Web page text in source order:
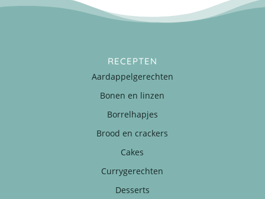
RECEPTEN
Aardappelgerechten
Bonen en linzen
Borrelhapjes
Brood en crackers
Cakes
Currygerechten
Desserts